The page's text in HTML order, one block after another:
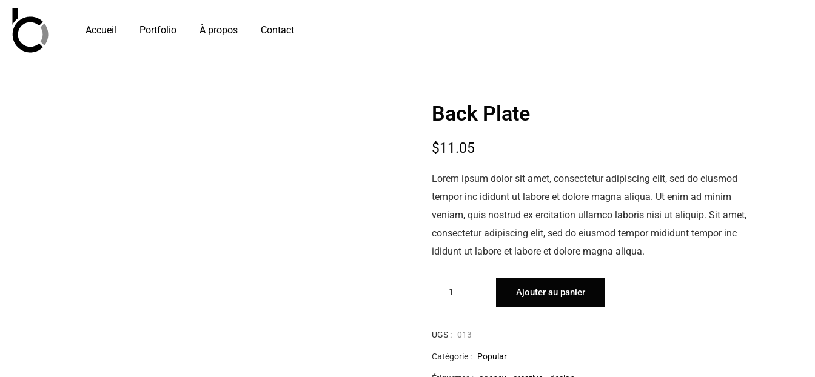
Accueil Portfolio À propos Contact
Back Plate
$11.05
Lorem ipsum dolor sit amet, consectetur adipiscing elit, sed do eiusmod
tempor inc ididunt ut labore et dolore magna aliqua. Ut enim ad minim
veniam, quis nostrud ex ercitation ullamco laboris nisi ut aliquip. Sit amet,
consectetur adipiscing elit, sed do eiusmod tempor mididunt tempor inc
ididunt ut labore et labore et dolore magna aliqua.
Ajouter au panier
UGS : 013
Catégorie : Popular